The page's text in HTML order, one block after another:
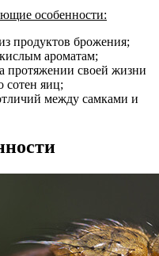
особенности:
продуктов брожения;
ароматам;
протяжении своей жизни
сотен яиц;
между самками и